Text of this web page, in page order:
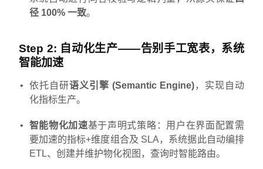
径 100% 一致。
Step 2: 自动化生产——告别手工宽表，系统
智能加速
依托自研语义引擎 (Semantic Engine)，实现自动
化指标生产。
智能物化加速基于声明式策略：用户在界面配置需
要加速的指标+维度组合及 SLA，系统据此自动编排
ETL、创建并维护物化视图，查询时智能路由。